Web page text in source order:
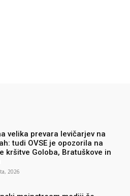
velika prevara levičarjev na
tudi OVSE je opozorila na
kršitve Goloba, Bratuškove in
2026